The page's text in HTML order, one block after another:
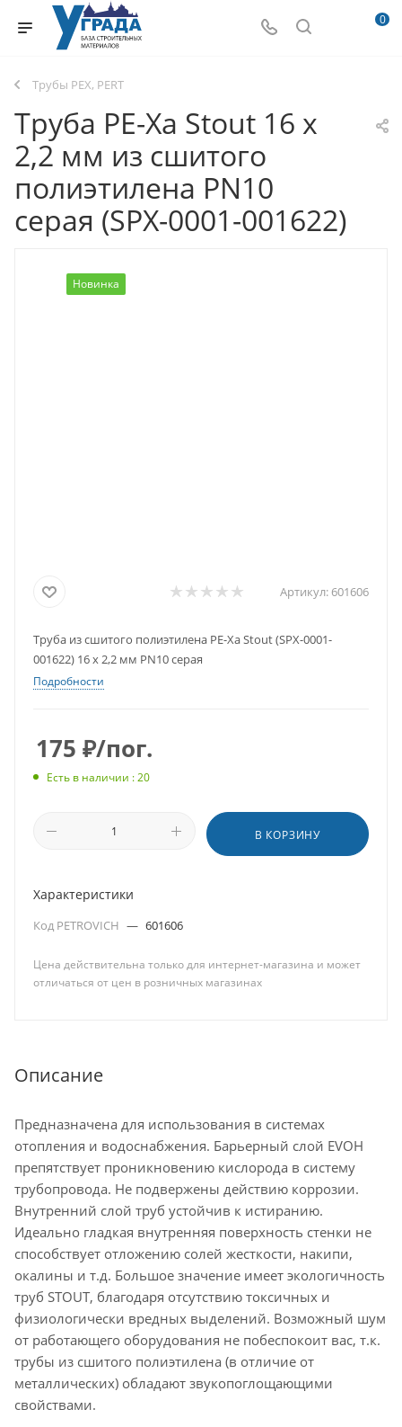
0
Трубы PEX, PERT
Труба PE-Xa Stout 16 х
2,2 мм из сшитого
полиэтилена PN10
серая (SPX-0001-001622)
Новинка
Артикул: 601606
Труба из сшитого полиэтилена PE-Xa Stout (SPX-0001-
001622) 16 х 2,2 мм PN10 серая
Подробности
175 ₽/пог.
Есть в наличии : 20
В КОРЗИНУ
Характеристики
Код PETROVICH — 601606
Цена действительна только для интернет-магазина и может
отличаться от цен в розничных магазинах
Описание
Предназначена для использования в системах
отопления и водоснабжения. Барьерный слой EVOH
препятствует проникновению кислорода в систему
трубопровода. Не подвержены действию коррозии.
Внутренний слой труб устойчив к истиранию.
Идеально гладкая внутренняя поверхность стенки не
способствует отложению солей жесткости, накипи,
окалины и т.д. Большое значение имеет экологичность
труб STOUT, благодаря отсутствию токсичных и
физиологически вредных выделений. Возможный шум
от работающего оборудования не побеспокоит вас, т.к.
трубы из сшитого полиэтилена (в отличие от
металлических) обладают звукопоглощающими
свойствами.